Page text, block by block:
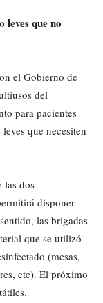
leves que no
el Gobierno de
del
para pacientes
que necesiten
las dos
disponer
las brigadas
que se utilizó
(mesas,
etc). El próximo